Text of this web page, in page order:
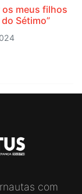
os meus filhos
Sétimo”
com